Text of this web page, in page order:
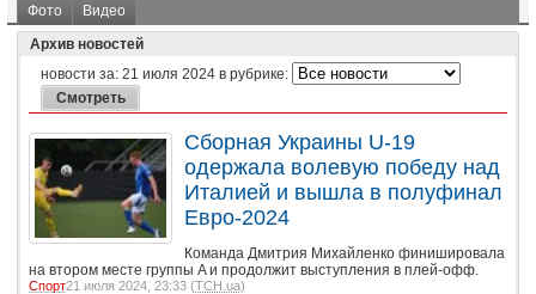
Фото
Видео
Архив новостей
новости за: 21 июля 2024 в рубрике:
Сборная Украины U-19
одержала волевую победу над
Италией и вышла в полуфинал
Евро-2024
Команда Дмитрия Михайленко финишировала
на втором месте группы A и продолжит выступления в плей-офф.
Спорт21 июля 2024, 23:33 (ТСН.ua)